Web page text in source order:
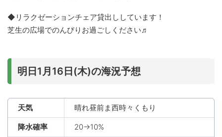
◆リラクゼーションチェア貸出ししています！
芝生の広場でのんびりお過ごしください♬
明日1月16日(木)の海況予想
天気 晴れ昼前ま西時々くもり
降水確率 20→10%